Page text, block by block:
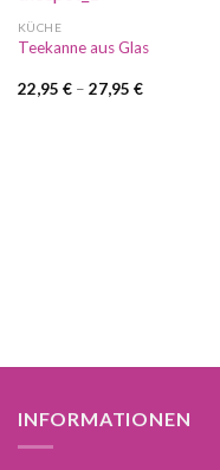
KÜCHE
Teekanne aus Glas
22,95 €– 27,95 €
INFORMATIONEN